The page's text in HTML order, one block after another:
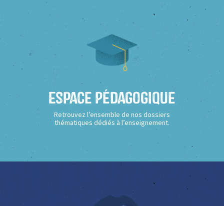
Espace Pédagogique
Retrouvez l’ensemble de nos dossiers
thématiques dédiés à l’enseignement.